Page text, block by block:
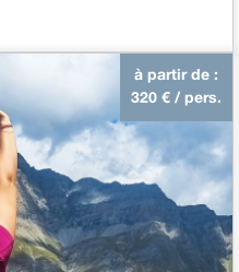
à partir de :
320 € / pers.